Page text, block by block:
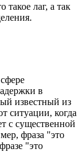
такое лаг, а так
в
известный из
ситуации, когда
с существенной
фраза "это
"это